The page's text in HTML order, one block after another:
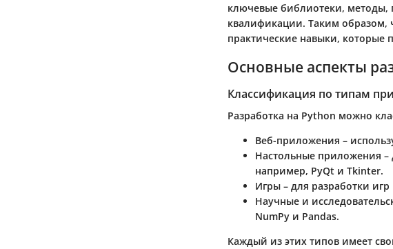
ключевые библиотеки, методы,
квалификации. Таким образом,
практические навыки, которые
Основные аспекты
Классификация по типам
Разработка на Python можно
Веб-приложения –
Настольные приложения –
например, PyQt и Tkinter.
Игры – для разработки
Научные и
NumPy и Pandas.
Каждый из этих типов имеет